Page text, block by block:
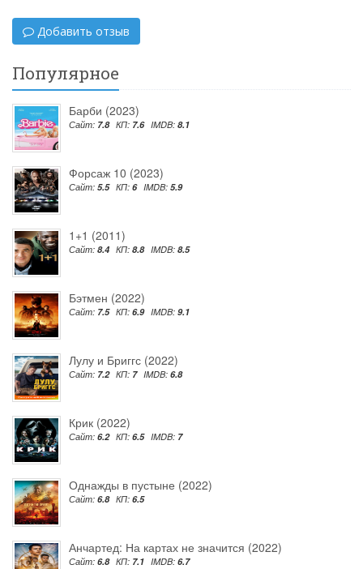
Добавить отзыв
Популярное
Барби (2023)
Сайт: 7.8 КП: 7.6 IMDB: 8.1
Форсаж 10 (2023)
Сайт: 5.5 КП: 6 IMDB: 5.9
1+1 (2011)
Сайт: 8.4 КП: 8.8 IMDB: 8.5
Бэтмен (2022)
Сайт: 7.5 КП: 6.9 IMDB: 9.1
Лулу и Бриггс (2022)
Сайт: 7.2 КП: 7 IMDB: 6.8
Крик (2022)
Сайт: 6.2 КП: 6.5 IMDB: 7
Однажды в пустыне (2022)
Сайт: 6.8 КП: 6.5
Анчартед: На картах не значится (2022)
Сайт: 6.8 КП: 7.1 IMDB: 6.7